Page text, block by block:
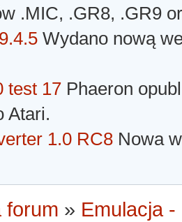
.MIC, .GR8, .GR9
Wydano nową
test 17 Phaeron
Atari.
1.0 RC8 Nowa
forum » Emulacja